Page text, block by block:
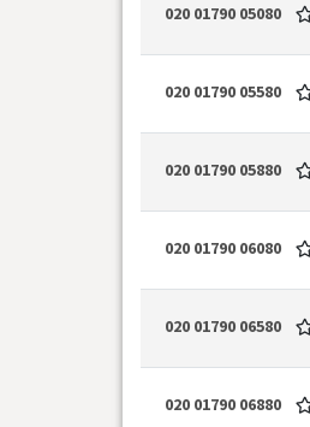
020 01790 05080
020 01790 05580
020 01790 05880
020 01790 06080
020 01790 06580
020 01790 06880